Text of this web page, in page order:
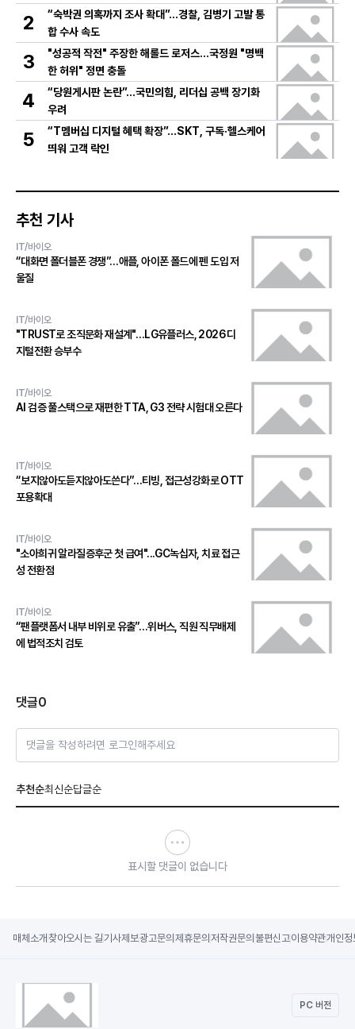
2
“숙박권 의혹까지 조사 확대”…경찰, 김병기 고발 통
합 수사 속도
3
"성공적 작전" 주장한 해롤드 로저스…국정원 "명백
한 허위" 정면 충돌
4
“당원게시판 논란”…국민의힘, 리더십 공백 장기화
우려
5
“T멤버십 디지털 혜택 확장”…SKT, 구독·헬스케어
띄워 고객 락인
추천 기사
IT/바이오
“대화면 폴더블폰 경쟁”…애플, 아이폰 폴드에 펜 도입 저
울질
IT/바이오
"TRUST로 조직문화 재설계"…LG유플러스, 2026 디
지털전환 승부수
IT/바이오
AI 검증 풀스택으로 재편한 TTA, G3 전략 시험대 오른다
IT/바이오
“보지않아도듣지않아도쓴다”…티빙, 접근성강화로 OTT
포용확대
IT/바이오
"소아희귀 알라질증후군 첫 급여"...GC녹십자, 치료 접근
성 전환점
IT/바이오
“팬플랫폼서 내부 비위로 유출”…위버스, 직원 직무배제
에 법적조치 검토
댓글0
댓글을 작성하려면 로그인해주세요
추천순최신순답글순
표시할 댓글이 없습니다
매체소개 찾아오시는 길기사제보광고문의 제휴문의 저작권문의 불편신고이용약관개인정
PC 버전